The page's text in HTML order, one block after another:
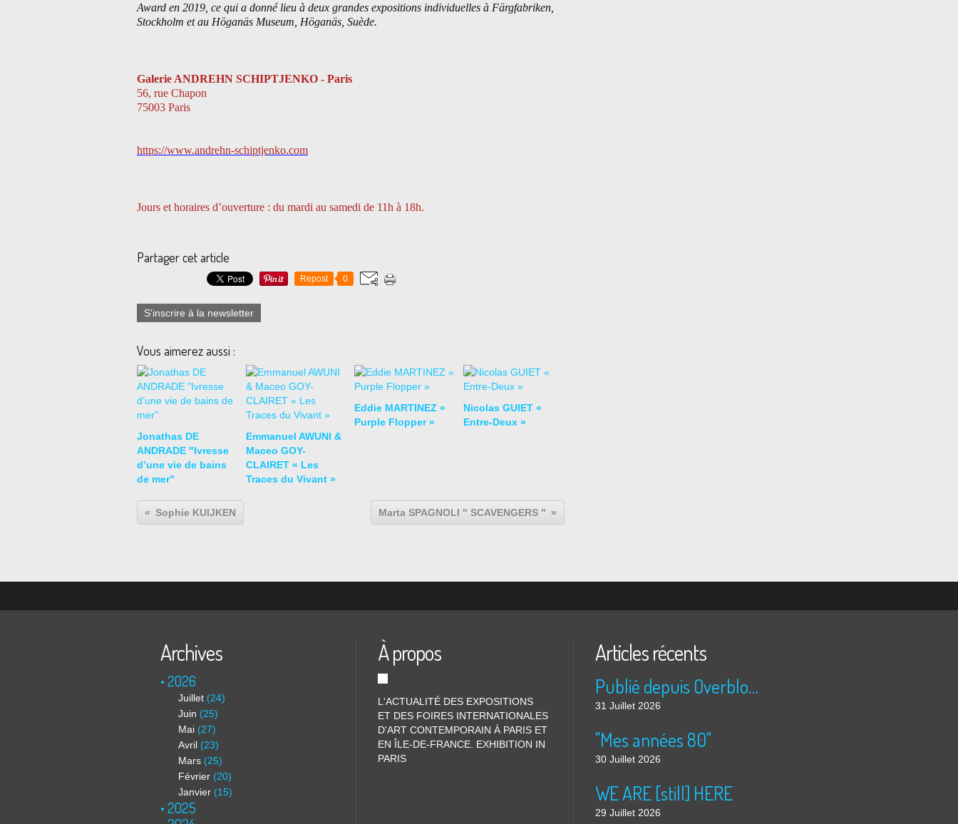
Award en 2019, ce qui a donné lieu à deux grandes expositions individuelles à Färgfabriken,
Stockholm et au Höganäs Museum, Höganäs, Suède.
Galerie ANDREHN SCHIPTJENKO - Paris
56, rue Chapon
75003 Paris
https://www.andrehn-schiptjenko.com
Jours et horaires d’ouverture : du mardi au samedi de 11h à 18h.
Partager cet article
Repost 0
S'inscrire à la newsletter
Vous aimerez aussi :
Jonathas DE
ANDRADE "Ivresse
d’une vie de bains
de mer"
Emmanuel AWUNI &
Maceo GOY-
CLAIRET « Les
Traces du Vivant »
Eddie MARTINEZ «
Purple Flopper »
Nicolas GUIET «
Entre-Deux »
Sophie KUIJKEN Marta SPAGNOLI " SCAVENGERS "
Archives
2026
Juillet (24)
Juin (25)
Mai (27)
Avril (23)
Mars (25)
Février (20)
Janvier (15)
2025
À propos
L'ACTUALITÉ DES EXPOSITIONS
ET DES FOIRES INTERNATIONALES
D'ART CONTEMPORAIN À PARIS ET
EN ÎLE-DE-FRANCE. EXHIBITION IN
PARIS
Articles récents
Publié depuis Overblog et Facebook
31 Juillet 2026
"Mes années 80"
30 Juillet 2026
WE ARE [still] HERE
29 Juillet 2026